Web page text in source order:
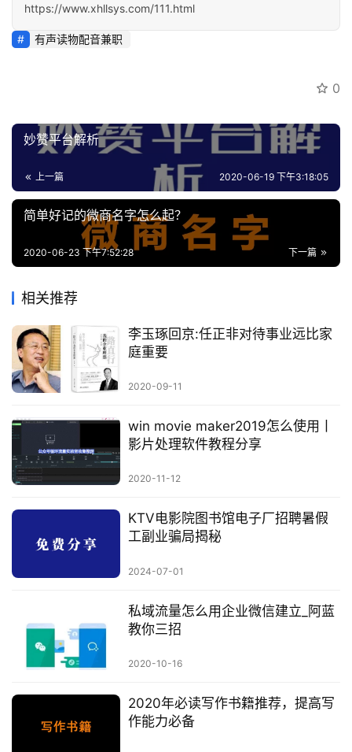
会
https://www.xhllsys.com/111.html
有声读物配音兼职
0
妙赞平台解析
上一篇 2020-06-19 下午3:18:05
简单好记的微商名字怎么起？
下一篇
2020-06-23 下午7:52:28
相关推荐
李玉琢回京:任正非对待事业远比家
庭重要
2020-09-11
win movie maker2019怎么使用丨
影片处理软件教程分享
2020-11-12
KTV电影院图书馆电子厂招聘暑假
工副业骗局揭秘
2024-07-01
私域流量怎么用企业微信建立_阿蓝
教你三招
2020-10-16
2020年必读写作书籍推荐，提高写
作能力必备